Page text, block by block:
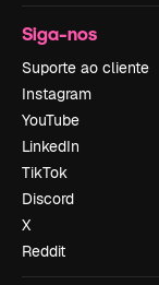
Siga-nos
Suporte ao cliente
Instagram
YouTube
LinkedIn
TikTok
Discord
X
Reddit